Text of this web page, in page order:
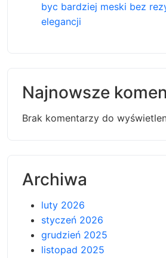
byc bardziej meski bez
elegancji
Najnowsze
Brak komentarzy do
Archiwa
luty 2026
styczeń 2026
grudzień 2025
listopad 2025